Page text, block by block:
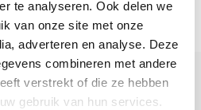
te analyseren. Ook delen we
van onze site met onze
adverteren en analyse. Deze
combineren met andere
verstrekt of die ze hebben
gebruik van hun services.